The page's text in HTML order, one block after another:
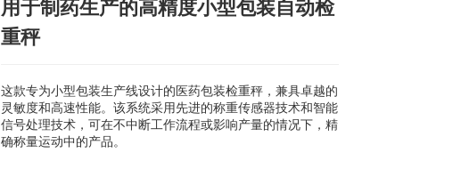
Loading...
Loading...
用于制药生产的高精度小型包装自动检
重秤
这款专为小型包装生产线设计的医药包装检重秤，兼具卓越的
灵敏度和高速性能。该系统采用先进的称重传感器技术和智能
信号处理技术，可在不中断工作流程或影响产量的情况下，精
确称量运动中的产品。